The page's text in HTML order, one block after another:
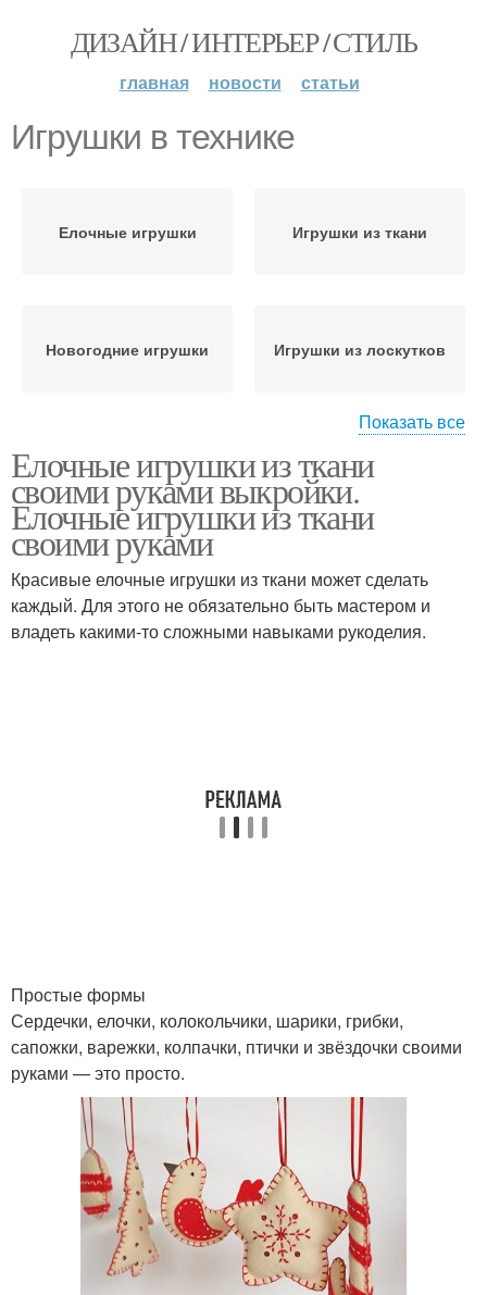
ДИЗАЙН / ИНТЕРЬЕР / СТИЛЬ
главная новости статьи
Игрушки в технике
Елочные игрушки Игрушки из ткани
Новогодние игрушки Игрушки из лоскутков
Ёлочка в технике
Показать все
Елочные игрушки из ткани
своими руками выкройки.
Елочные игрушки из ткани
своими руками
Красивые елочные игрушки из ткани может сделать
каждый. Для этого не обязательно быть мастером и
владеть какими-то сложными навыками рукоделия.
Простые формы
Сердечки, елочки, колокольчики, шарики, грибки,
сапожки, варежки, колпачки, птички и звёздочки своими
руками — это просто.